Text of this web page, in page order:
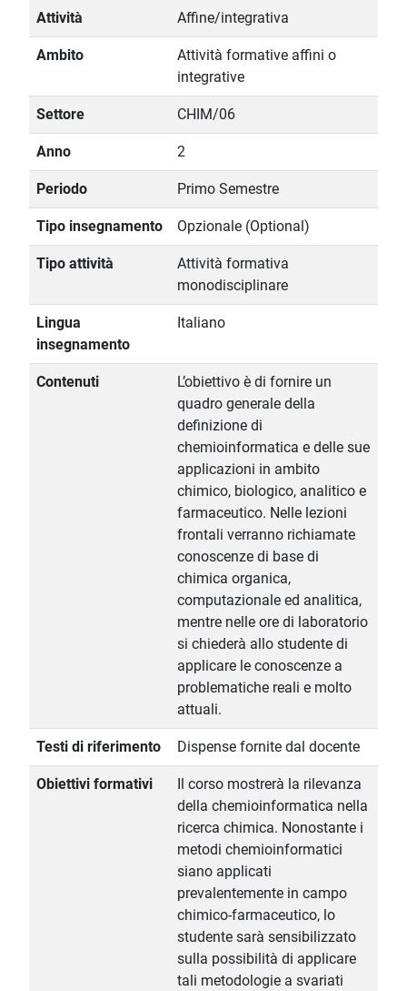
Attività Affine/integrativa
Ambito
Attività formative affini o
integrative
Settore CHIM/06
Anno 2
Periodo Primo Semestre
Tipo insegnamento Opzionale (Optional)
Tipo attività
Attività formativa
monodisciplinare
Lingua
insegnamento
Italiano
Contenuti
L’obiettivo è di fornire un
quadro generale della
definizione di
chemioinformatica e delle sue
applicazioni in ambito
chimico, biologico, analitico e
farmaceutico. Nelle lezioni
frontali verranno richiamate
conoscenze di base di
chimica organica,
computazionale ed analitica,
mentre nelle ore di laboratorio
si chiederà allo studente di
applicare le conoscenze a
problematiche reali e molto
attuali.
Testi di riferimento Dispense fornite dal docente
Obiettivi formativi
Il corso mostrerà la rilevanza
della chemioinformatica nella
ricerca chimica. Nonostante i
metodi chemioinformatici
siano applicati
prevalentemente in campo
chimico-farmaceutico, lo
studente sarà sensibilizzato
sulla possibilità di applicare
tali metodologie a svariati